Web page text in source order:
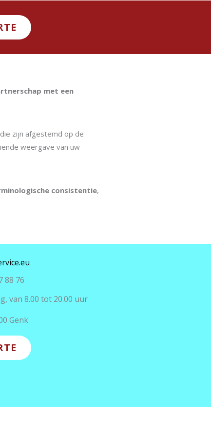
met een
die zijn afgestemd op de
weergave van uw
consistentie,
88 76
van 8.00 tot 20.00 uur
Genk